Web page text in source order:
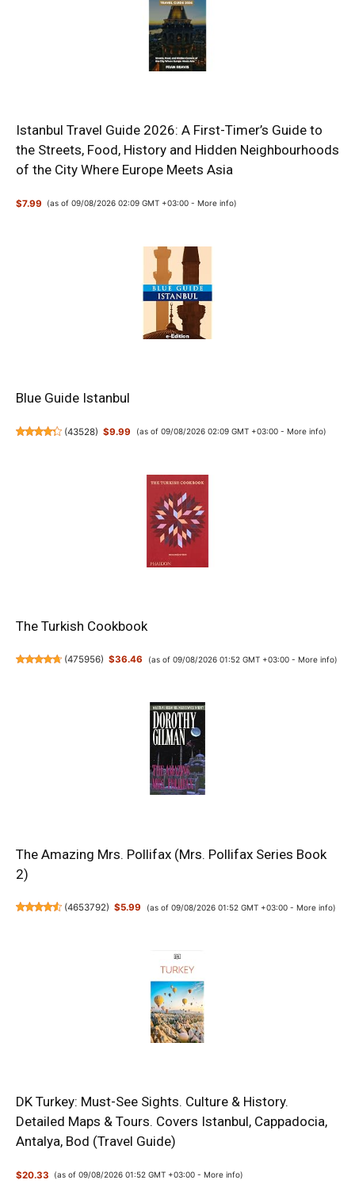
Istanbul Travel Guide 2026: A First-Timer’s Guide to
the Streets, Food, History and Hidden Neighbourhoods
of the City Where Europe Meets Asia
$7.99 (as of 09/08/2026 02:09 GMT +03:00 - More info)
Blue Guide Istanbul
(43528) $9.99 (as of 09/08/2026 02:09 GMT +03:00 - More info)
The Turkish Cookbook
(475956) $36.46 (as of 09/08/2026 01:52 GMT +03:00 - More info)
The Amazing Mrs. Pollifax (Mrs. Pollifax Series Book
2)
(4653792) $5.99 (as of 09/08/2026 01:52 GMT +03:00 - More info)
DK Turkey: Must-See Sights. Culture & History.
Detailed Maps & Tours. Covers Istanbul, Cappadocia,
Antalya, Bod (Travel Guide)
$20.33 (as of 09/08/2026 01:52 GMT +03:00 -More info)